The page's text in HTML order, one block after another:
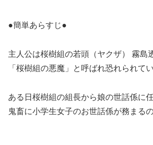
●簡単あらすじ●
主人公は桜樹組の若頭（ヤクザ） 霧島
「桜樹組の悪魔」と呼ばれ恐れられて
ある日桜樹組の組長から娘の世話係に
鬼畜に小学生女子のお世話係が務まる